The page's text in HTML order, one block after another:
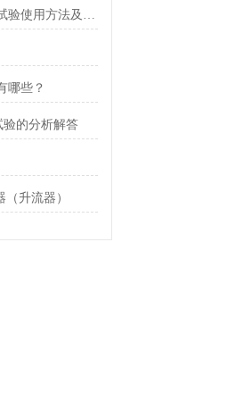
SLQ-1000A大电流发生器试验使用方法及注意事项
哪些？
的分析解答
升流器）